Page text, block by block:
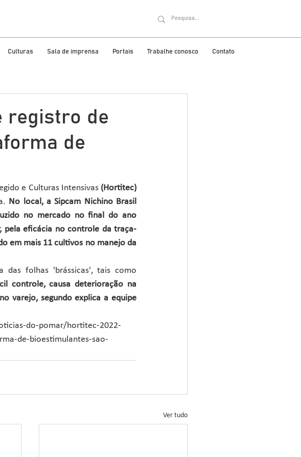
Culturas Sala de imprensa Portais Trabalhe conosco Contato
registro de
de
e Culturas Intensivas (Hortitec)
No local, a Sipcam Nichino Brasil
no mercado no final do ano
pela eficácia no controle da traça-
em mais 11 cultivos no manejo da
das folhas 'brássicas', tais como
controle, causa deterioração na
varejo, segundo explica a equipe
do-pomar/hortitec-2022-
de-bioestimulantes-sao-
Ver tudo